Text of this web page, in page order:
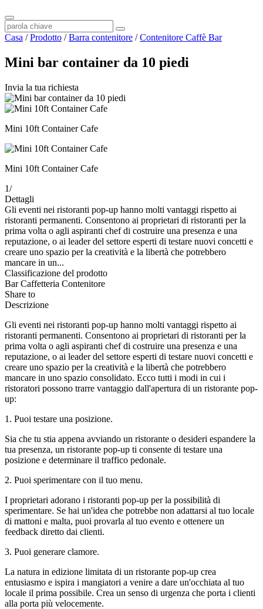
Casa /Prodotto /Barra contenitore /Contenitore Caffè Bar
Mini bar container da 10 piedi
Invia la tua richiesta
Mini 10ft Container Cafe
Mini 10ft Container Cafe
1/
Dettagli
Gli eventi nei ristoranti pop-up hanno molti vantaggi rispetto ai
ristoranti permanenti. Consentono ai proprietari di ristoranti per la
prima volta o agli aspiranti chef di costruire una presenza e una
reputazione, o ai leader del settore esperti di testare nuovi concetti e
creare uno spazio per la creatività e la libertà che potrebbero
mancare in un...
Classificazione del prodotto
Bar Caffetteria Contenitore
Share to
Descrizione
Gli eventi nei ristoranti pop-up hanno molti vantaggi rispetto ai
ristoranti permanenti. Consentono ai proprietari di ristoranti per la
prima volta o agli aspiranti chef di costruire una presenza e una
reputazione, o ai leader del settore esperti di testare nuovi concetti e
creare uno spazio per la creatività e la libertà che potrebbero
mancare in uno spazio consolidato. Ecco tutti i modi in cui i
ristoratori possono trarre vantaggio dall'apertura di un ristorante pop-
up:
1. Puoi testare una posizione.
Sia che tu stia appena avviando un ristorante o desideri espandere la
tua presenza, un ristorante pop-up ti consente di testare una
posizione e determinare il traffico pedonale.
2. Puoi sperimentare con il tuo menu.
I proprietari adorano i ristoranti pop-up per la possibilità di
sperimentare. Se hai un'idea che potrebbe non adattarsi al tuo locale
di mattoni e malta, puoi provarla al tuo evento e ottenere un
feedback diretto dai clienti.
3. Puoi generare clamore.
La natura in edizione limitata di un ristorante pop-up crea
entusiasmo e ispira i mangiatori a venire a dare un'occhiata al tuo
locale il prima possibile. Crea un senso di urgenza che porta i clienti
alla porta più velocemente.